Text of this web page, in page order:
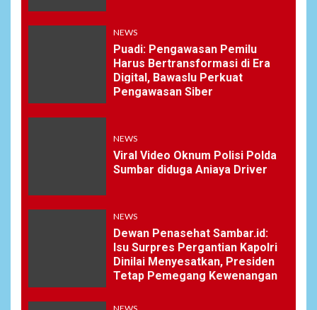
NEWS
Puadi: Pengawasan Pemilu
Harus Bertransformasi di Era
Digital, Bawaslu Perkuat
Pengawasan Siber
NEWS
Viral Video Oknum Polisi Polda
Sumbar diduga Aniaya Driver
NEWS
Dewan Penasehat Sambar.id:
Isu Surpres Pergantian Kapolri
Dinilai Menyesatkan, Presiden
Tetap Pemegang Kewenangan
NEWS